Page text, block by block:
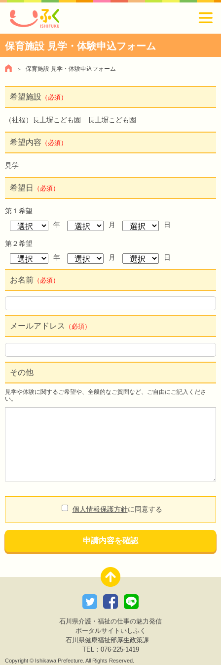
保育施設 見学・体験申込フォーム
保育施設 見学・体験申込フォーム
希望施設 （必須）
（社福）長土塀こども園 長土塀こども園
希望内容 （必須）
見学
希望日 （必須）
第１希望
年
月 日
第２希望
年
月 日
お名前 （必須）
メールアドレス （必須）
その他
見学や体験に関するご希望や、全般的なご質問など、ご自由にご記入くださ
い。
個人情報保護方針に同意する
申請内容を確認
石川県介護・福祉の仕事の魅力発信
ポータルサイトいしふく
石川県健康福祉部厚生政策課
TEL：076-225-1419
Copyright © Ishikawa Prefecture. All Rights Reserved.